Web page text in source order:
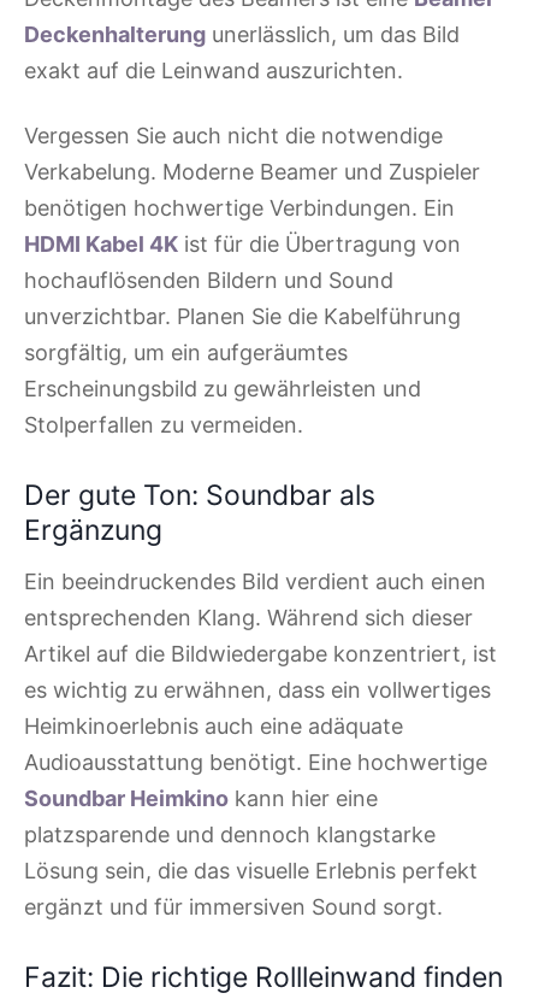
Deckenhalterung unerlässlich, um das Bild
exakt auf die Leinwand auszurichten.
Vergessen Sie auch nicht die notwendige
Verkabelung. Moderne Beamer und Zuspieler
benötigen hochwertige Verbindungen. Ein
HDMI Kabel 4K ist für die Übertragung von
hochauflösenden Bildern und Sound
unverzichtbar. Planen Sie die Kabelführung
sorgfältig, um ein aufgeräumtes
Erscheinungsbild zu gewährleisten und
Stolperfallen zu vermeiden.
Der gute Ton: Soundbar als
Ergänzung
Ein beeindruckendes Bild verdient auch einen
entsprechenden Klang. Während sich dieser
Artikel auf die Bildwiedergabe konzentriert, ist
es wichtig zu erwähnen, dass ein vollwertiges
Heimkinoerlebnis auch eine adäquate
Audioausstattung benötigt. Eine hochwertige
Soundbar Heimkino kann hier eine
platzsparende und dennoch klangstarke
Lösung sein, die das visuelle Erlebnis perfekt
ergänzt und für immersiven Sound sorgt.
Fazit: Die richtige Rollleinwand finden